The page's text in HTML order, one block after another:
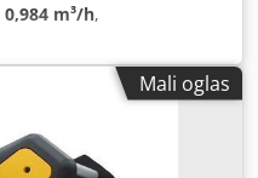
0,984 m³/h,
Mali oglas